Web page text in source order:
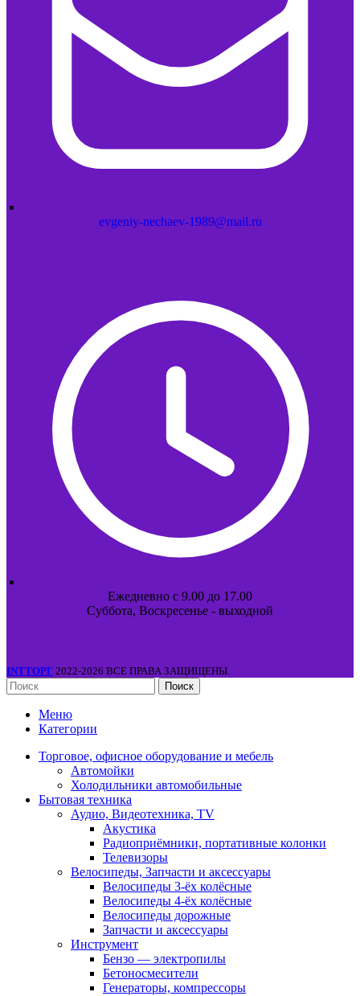
evgeniy-nechaev-1989@mail.ru
Ежедневно с 9.00 до 17.00
Суббота, Воскресенье - выходной
INTТОРГ 2022-2026 ВСЕ ПРАВА ЗАЩИЩЕНЫ.
Поиск
Меню
Категории
Торговое, офисное оборудование и мебель
Автомойки
Холодильники автомобильные
Бытовая техника
Аудио, Видеотехника, TV
Акустика
Радиоприёмники, портативные колонки
Телевизоры
Велосипеды, Запчасти и аксессуары
Велосипеды 3-ёх колёсные
Велосипеды 4-ёх колёсные
Велосипеды дорожные
Запчасти и аксессуары
Инструмент
Бензо — электропилы
Бетоносмесители
Генераторы, компрессоры